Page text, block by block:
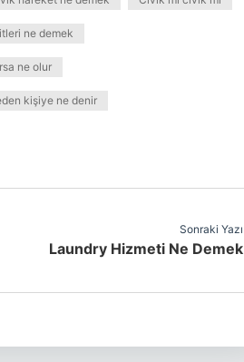
ne demek
ne olur
kişiye ne denir
Sonraki Yazı
Laundry Hizmeti Ne Demek